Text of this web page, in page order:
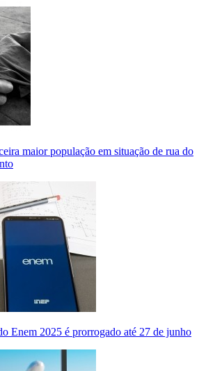
maior população em situação de rua do
Enem 2025 é prorrogado até 27 de junho